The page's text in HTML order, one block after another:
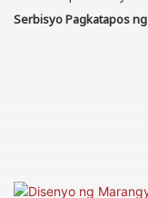
Serbisyo Pagkatapos